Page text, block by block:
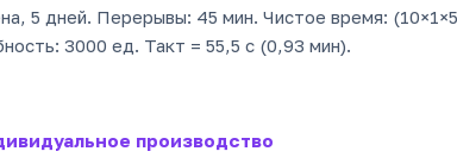
5 дней. Перерывы: 45 мин. Чистое время:
3000 ед. Такт = 55,5 с (0,93 мин).
производство